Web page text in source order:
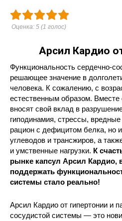
Оценка: 5 (1 голос)
Арсил Кардио
Функциональность сердечно-
решающее значение в
человека. К сожалению, с
естественным образом. Вместе
вносят свой вклад в
гиподинамия, стрессы,
рацион с дефицитом белка, но
углеводов и трансжиров, а
и умственные нагрузки. К
рынке капсул Арсил Кардио,
поддержать
системы стало реально!
Арсил Кардио от гипертонии и
сосудистой системы — это